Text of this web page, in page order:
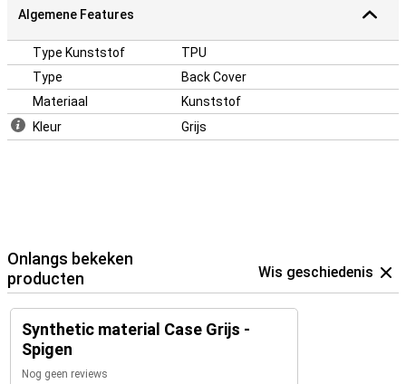
Algemene Features
Type Kunststof
TPU
Type
Back Cover
Materiaal
Kunststof
Kleur
Grijs
Onlangs bekeken
producten
Wis geschiedenis
Synthetic material Case Grijs -
Spigen
Nog geen reviews